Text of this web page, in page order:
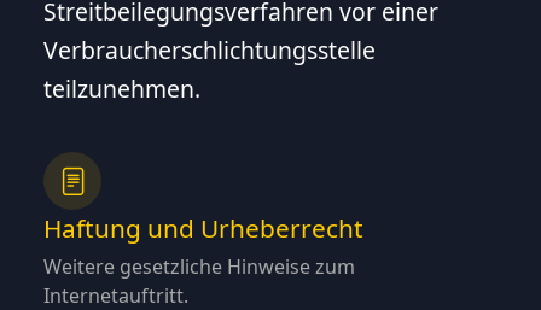
Streitbeilegungsverfahren vor einer
Verbraucherschlichtungsstelle
teilzunehmen.
Haftung und Urheberrecht
Weitere gesetzliche Hinweise zum
Internetauftritt.